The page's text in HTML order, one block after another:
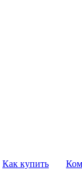
Как купить